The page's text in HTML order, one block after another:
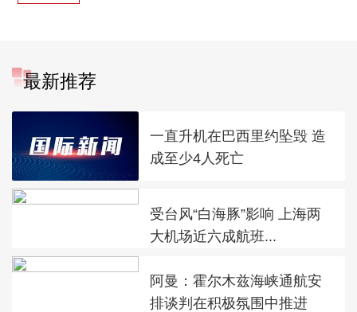
最新推荐
一直升机在巴西里约坠毁 造
成至少4人死亡
受台风“白海豚”影响 上海两
大机场近六成航班...
阿曼：霍尔木兹海峡通航安
排谈判在积极氛围中推进